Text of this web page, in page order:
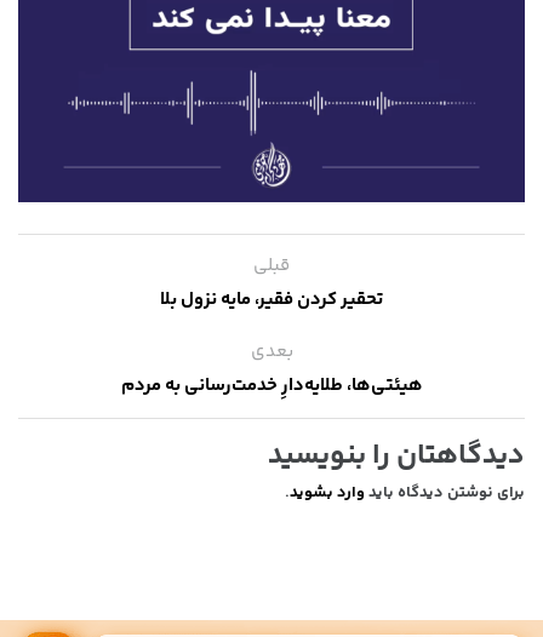
قبلی
تحقیر کردن فقیر، مایه نزول بلا
بعدی
هیئتی‌ها، طلایه‌دارِ خدمت‌رسانی به مردم
دیدگاهتان را بنویسید
برای نوشتن دیدگاه باید وارد بشوید.